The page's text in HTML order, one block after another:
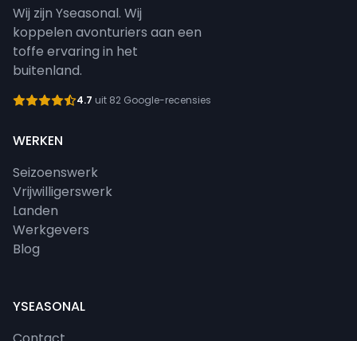
Wij zijn Yseasonal. Wij
koppelen avonturiers aan een
toffe ervaring in het
buitenland.
4.7 uit 82 Google-recensies
WERKEN
Seizoenswerk
Vrijwilligerswerk
Landen
Werkgevers
Blog
YSEASONAL